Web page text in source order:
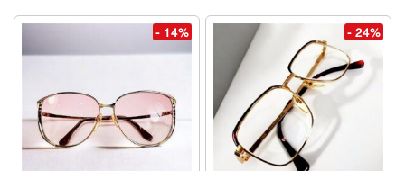
- 14% - 24%